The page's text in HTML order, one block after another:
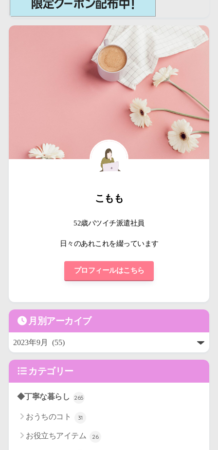
こもも
52歳バツイチ派遣社員
日々のあれこれを綴っています
プロフィールはこちら
月別アーカイブ
カテゴリー
◆丁寧な暮らし 265
おうちのコト 31
お役立ちアイテム 26